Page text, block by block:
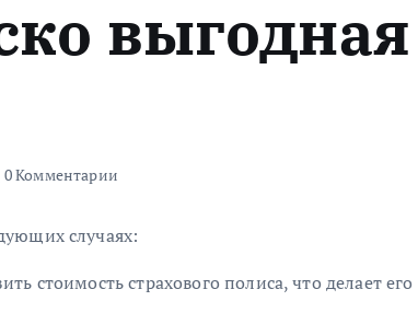
выгодная
0 Комментарии
случаях:
стоимость страхового полиса, что делает его